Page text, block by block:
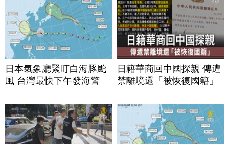
日本氣象廳緊盯白海豚颱
風 台灣最快下午發海警
日籍華商回中國探親 傳遭
禁離境還「被恢復國籍」